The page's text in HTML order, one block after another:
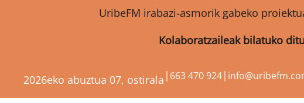
UribeFM irabazi-asmorik gabeko
Kolaboratzaileak bilatuko
2026eko abuztua 07, ostirala | 663 470 924|